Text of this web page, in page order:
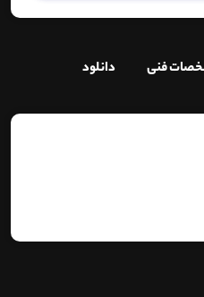
فنی دانلود